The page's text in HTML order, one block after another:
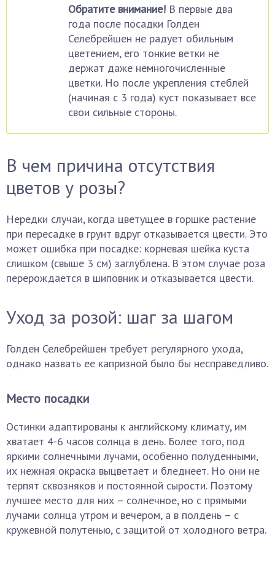
Обратите внимание! В первые два
года после посадки Голден
Селебрейшен не радует обильным
цветением, его тонкие ветки не
держат даже немногочисленные
цветки. Но после укрепления стеблей
(начиная с 3 года) куст показывает все
свои сильные стороны.
В чем причина отсутствия
цветов у розы?
Нередки случаи, когда цветущее в горшке растение
при пересадке в грунт вдруг отказывается цвести. Это
может ошибка при посадке: корневая шейка куста
слишком (свыше 3 см) заглублена. В этом случае роза
перерождается в шиповник и отказывается цвести.
Уход за розой: шаг за шагом
Голден Селебрейшен требует регулярного ухода,
однако назвать ее капризной было бы несправедливо.
Место посадки
Остинки адаптированы к английскому климату, им
хватает 4-6 часов солнца в день. Более того, под
яркими солнечными лучами, особенно полуденными,
их нежная окраска выцветает и бледнеет. Но они не
терпят сквозняков и постоянной сырости. Поэтому
лучшее место для них – солнечное, но с прямыми
лучами солнца утром и вечером, а в полдень – с
кружевной полутенью, с защитой от холодного ветра.